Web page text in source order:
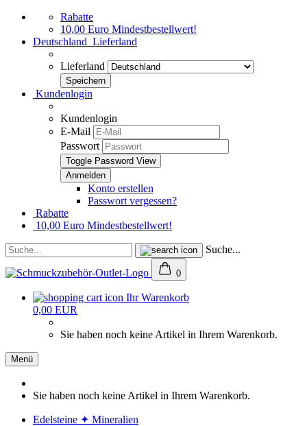
Rabatte
10,00 Euro Mindestbestellwert!
Deutschland Lieferland
Lieferland
Kundenlogin
Kundenlogin
E-Mail
Passwort
Toggle Password View
Konto erstellen
Passwort vergessen?
Rabatte
10,00 Euro Mindestbestellwert!
Suche...
0
Ihr Warenkorb
0,00 EUR
Sie haben noch keine Artikel in Ihrem Warenkorb.
Menü
Sie haben noch keine Artikel in Ihrem Warenkorb.
Edelsteine ✦ Mineralien